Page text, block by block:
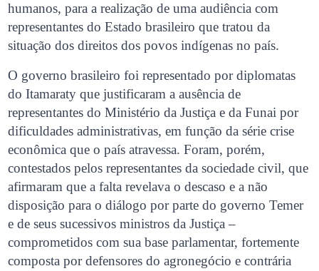
humanos, para a realização de uma audiência com
representantes do Estado brasileiro que tratou da
situação dos direitos dos povos indígenas no país.
O governo brasileiro foi representado por diplomatas
do Itamaraty que justificaram a ausência de
representantes do Ministério da Justiça e da Funai por
dificuldades administrativas, em função da série crise
econômica que o país atravessa. Foram, porém,
contestados pelos representantes da sociedade civil, que
afirmaram que a falta revelava o descaso e a não
disposição para o diálogo por parte do governo Temer
e de seus sucessivos ministros da Justiça –
comprometidos com sua base parlamentar, fortemente
composta por defensores do agronegócio e contrária